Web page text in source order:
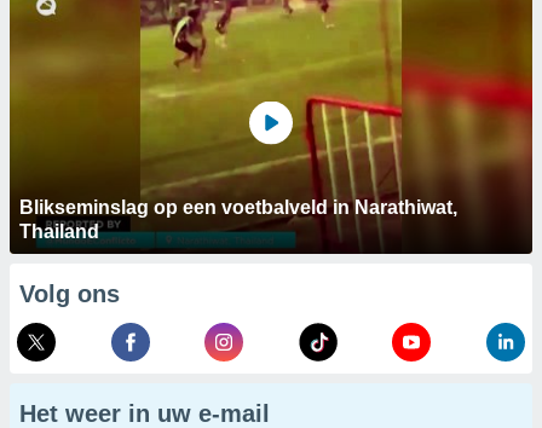
Blikseminslag op een voetbalveld in Narathiwat,
Thailand
Volg ons
Het weer in uw e-mail